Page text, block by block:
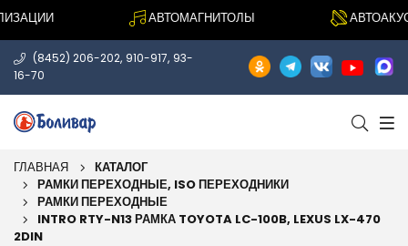
АВТОМАГНИТОЛЫ
(8452) 206-202, 910-917, 93-
16-70
ГЛАВНАЯ
КАТАЛОГ
РАМКИ ПЕРЕХОДНЫЕ, ISO ПЕРЕХОДНИКИ
РАМКИ ПЕРЕХОДНЫЕ
INTRO RTY-N13 РАМКА TOYOTA LC-100B, LEXUS LX-470
2DIN